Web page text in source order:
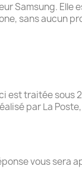
Samsung. Elle
sans aucun
est traitée sous
par La
vous sera